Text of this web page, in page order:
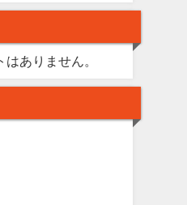
ありません。